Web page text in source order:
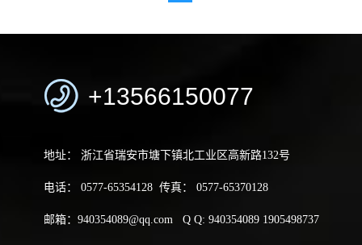
+13566150077
地址： 浙江省瑞安市塘下镇北工业区高新路132号
电话： 0577-65354128 传真： 0577-65370128
邮箱： 940354089@qq.com Q Q: 940354089 1905498737